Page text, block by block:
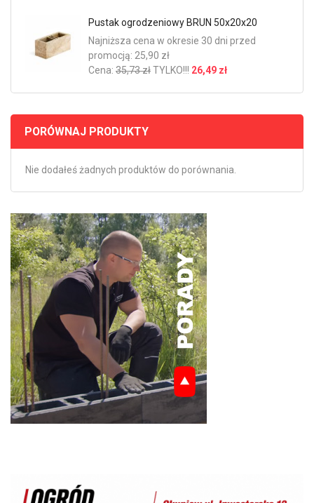
Pustak ogrodzeniowy BRUN 50x20x20
Najniższa cena w okresie 30 dni przed
promocją: 25,90 zł
Cena: 35,73 złTYLKO!!! 26,49 zł
PORÓWNAJ PRODUKTY
Nie dodałeś żadnych produktów do porównania.